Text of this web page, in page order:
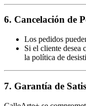
6. Cancelación de
Los pedidos
Si el cliente desea
la política de
7. Garantía de